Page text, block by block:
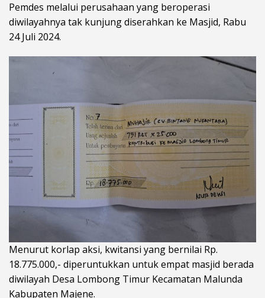
Pemdes melalui perusahaan yang beroperasi
diwilayahnya tak kunjung diserahkan ke Masjid, Rabu
24 Juli 2024.
Menurut korlap aksi, kwitansi yang bernilai Rp.
18.775.000,- diperuntukkan untuk empat masjid berada
diwilayah Desa Lombong Timur Kecamatan Malunda
Kabupaten Majene.